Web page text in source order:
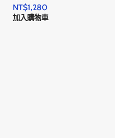
NT$1,280
加入購物車